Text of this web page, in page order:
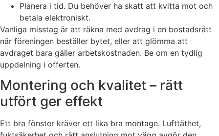
Planera i tid. Du behöver ha skatt att kvitta mot och
betala elektroniskt.
Vanliga misstag är att räkna med avdrag i en bostadsrätt
när föreningen beställer bytet, eller att glömma att
avdraget bara gäller arbetskostnaden. Be om en tydlig
uppdelning i offerten.
Montering och kvalitet – rätt
utfört ger effekt
Ett bra fönster kräver ett lika bra montage. Lufttäthet,